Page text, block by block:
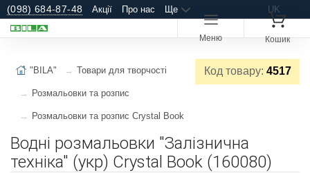
(098) 684-87-48 Акції Про нас Ще UK
Меню Кошик
Код товару: 4517
"BILA" Товари для творчості
Розмальовки та розпис
Розмальовки та розпис Crystal Book
Водні розмальовки "Залізнична
техніка" (укр) Crystal Book (160080)